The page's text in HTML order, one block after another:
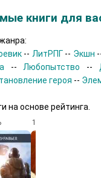
книги для
-- ЛитРПГ-- Экшн
-- Любопытство --
героя --
на основе рейтинга.
10